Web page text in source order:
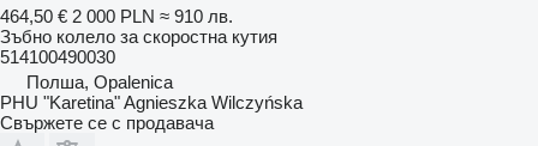
464,50 € 2 000 PLN ≈ 910 лв.
Зъбно колело за скоростна кутия
514100490030
Полша, Opalenica
PHU "Karetina" Agnieszka Wilczyńska
Свържете се с продавача